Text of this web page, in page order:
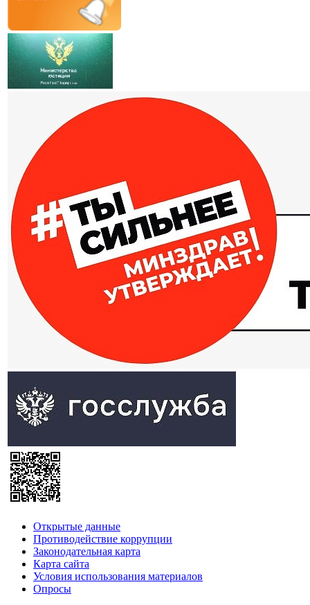
Открытые данные
Противодействие коррупции
Законодательная карта
Карта сайта
Условия использования материалов
Опросы